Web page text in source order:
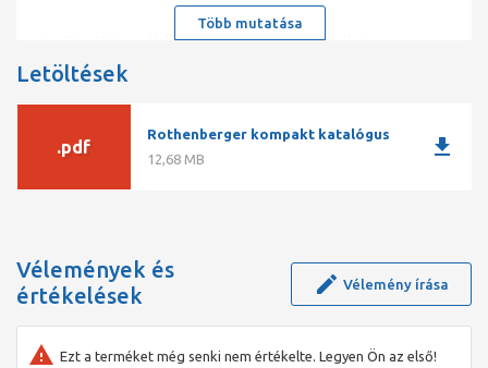
A csőtisztító spirálok és szerszámok hosszabb élettartama
Spray az ápolószer egyszerű felviteléhez a spirálokra
Több mutatása
Letöltések
.pdf
Rothenberger kompakt katalógus
12,68 MB
download
Vélemények és
értékelések
Vélemény írása
Ezt a terméket még senki nem értékelte. Legyen Ön az első!